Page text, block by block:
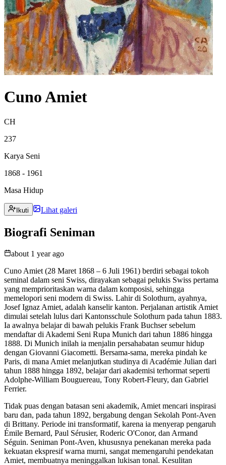
Cuno Amiet
CH
237
Karya Seni
1868 - 1961
Masa Hidup
Ikuti Lihat galeri
Biografi Seniman
about 1 year ago
Cuno Amiet (28 Maret 1868 – 6 Juli 1961) berdiri sebagai tokoh
seminal dalam seni Swiss, dirayakan sebagai pelukis Swiss pertama
yang memprioritaskan warna dalam komposisi, sehingga
memelopori seni modern di Swiss. Lahir di Solothurn, ayahnya,
Josef Ignaz Amiet, adalah kanselir kanton. Perjalanan artistik Amiet
dimulai setelah lulus dari Kantonsschule Solothurn pada tahun 1883.
Ia awalnya belajar di bawah pelukis Frank Buchser sebelum
mendaftar di Akademi Seni Rupa Munich dari tahun 1886 hingga
1888. Di Munich inilah ia menjalin persahabatan seumur hidup
dengan Giovanni Giacometti. Bersama-sama, mereka pindah ke
Paris, di mana Amiet melanjutkan studinya di Académie Julian dari
tahun 1888 hingga 1892, belajar dari akademisi terhormat seperti
Adolphe-William Bouguereau, Tony Robert-Fleury, dan Gabriel
Ferrier.
Tidak puas dengan batasan seni akademik, Amiet mencari inspirasi
baru dan, pada tahun 1892, bergabung dengan Sekolah Pont-Aven
di Brittany. Periode ini transformatif, karena ia menyerap pengaruh
Émile Bernard, Paul Sérusier, Roderic O'Conor, dan Armand
Séguin. Seniman Pont-Aven, khususnya penekanan mereka pada
kekuatan ekspresif warna murni, sangat memengaruhi pendekatan
Amiet, membuatnya meninggalkan lukisan tonal. Kesulitan